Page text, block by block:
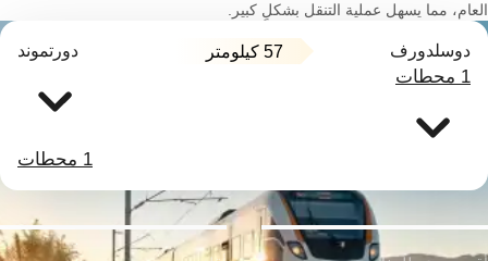
العام، مما يسهل عملية التنقل بشكلٍ كبير.
دوسلدورف 57 كيلومتر دورتموند
1 محطات
1 محطات